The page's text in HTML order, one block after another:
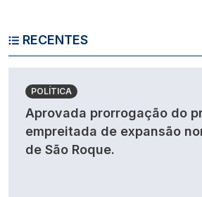
RECENTES
POLÍTICA
Aprovada prorrogação do
empreitada de expansão
de São Roque.